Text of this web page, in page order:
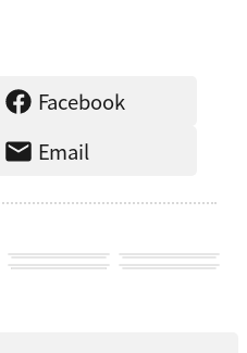
Facebook
Email